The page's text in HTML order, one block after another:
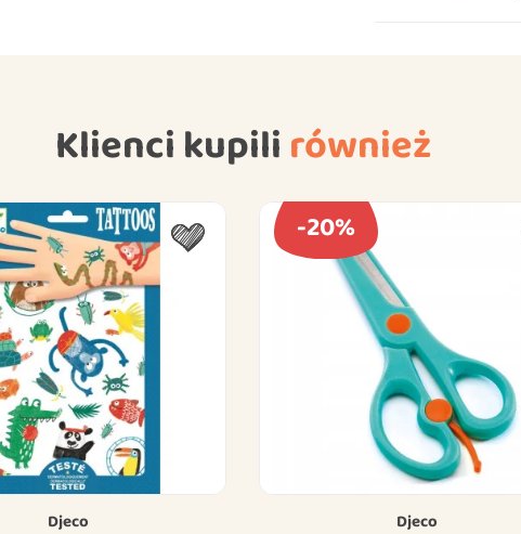
Klienci kupili również
Djeco Djeco
-20%